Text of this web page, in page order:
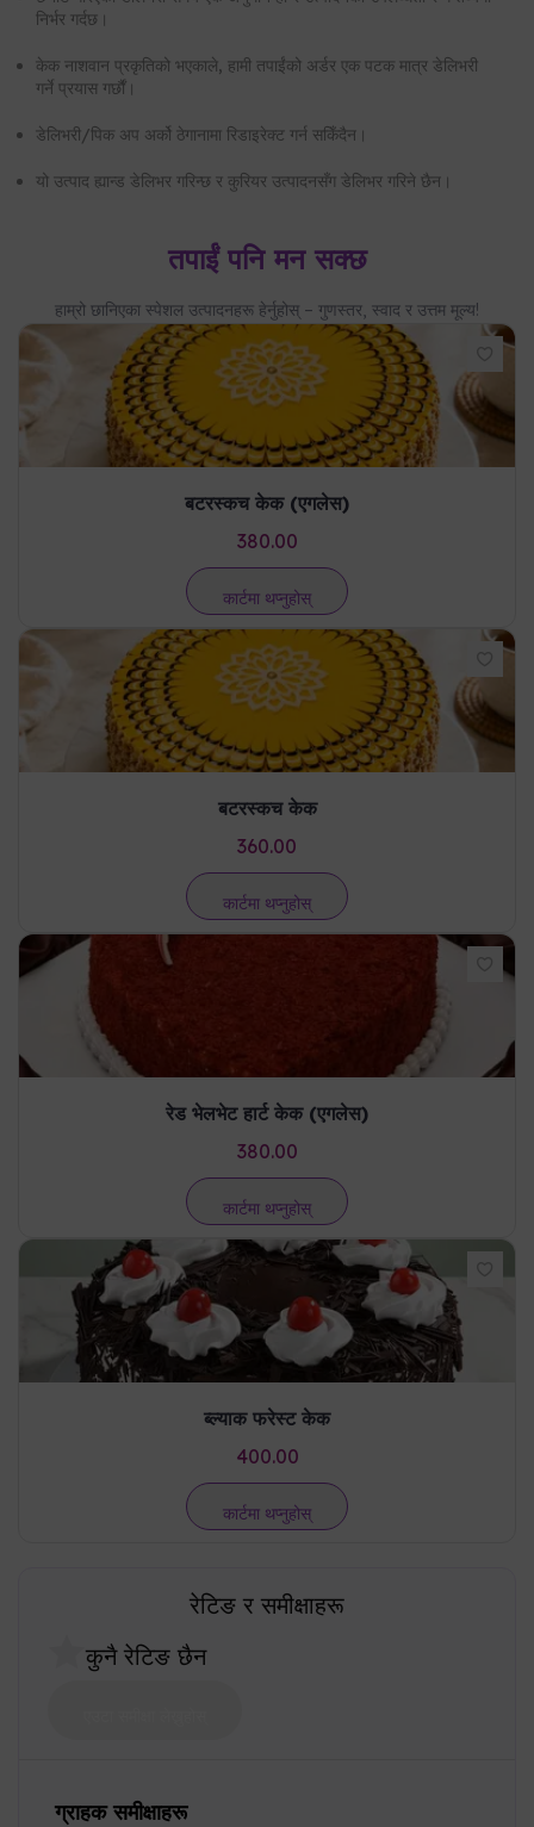
निर्भर गर्दछ।
केक नाशवान प्रकृतिको भएकाले, हामी तपाईंको अर्डर एक पटक मात्र डेलिभरी
गर्ने प्रयास गर्छौं।
डेलिभरी/पिक अप अर्को ठेगानामा रिडाइरेक्ट गर्न सकिँदैन।
यो उत्पाद ह्यान्ड डेलिभर गरिन्छ र कुरियर उत्पादनसँग डेलिभर गरिने छैन।
तपाईं पनि मन सक्छ
हाम्रो छानिएका स्पेशल उत्पादनहरू हेर्नुहोस् – गुणस्तर, स्वाद र उत्तम मूल्य!
बटरस्कच केक (एगलेस)
380.00
कार्टमा थप्नुहोस्
बटरस्कच केक
360.00
कार्टमा थप्नुहोस्
रेड भेलभेट हार्ट केक (एगलेस)
380.00
कार्टमा थप्नुहोस्
ब्ल्याक फरेस्ट केक
400.00
कार्टमा थप्नुहोस्
रेटिङ र समीक्षाहरू
कुनै रेटिङ छैन
ग्राहक समीक्षाहरू